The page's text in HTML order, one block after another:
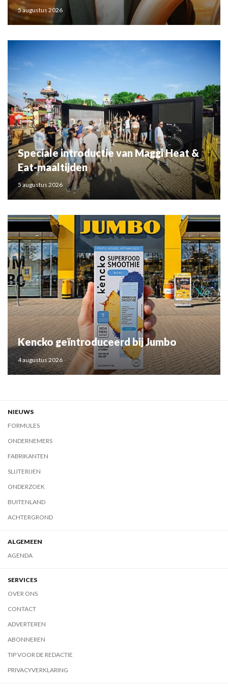
5 augustus 2026
Speciale introductie van Maggi Heat &
Eat-maaltijden
5 augustus 2026
Kencko geïntroduceerd bij Jumbo
4 augustus 2026
NIEUWS
FORMULES
ONDERNEMERS
FABRIKANTEN
SLIJTERIJEN
ONDERZOEK
BUITENLAND
ACHTERGROND
ALGEMEEN
AGENDA
SERVICES
OVER ONS
CONTACT
ADVERTEREN
ABONNEREN
TIP VOOR DE REDACTIE
PRIVACYVERKLARING